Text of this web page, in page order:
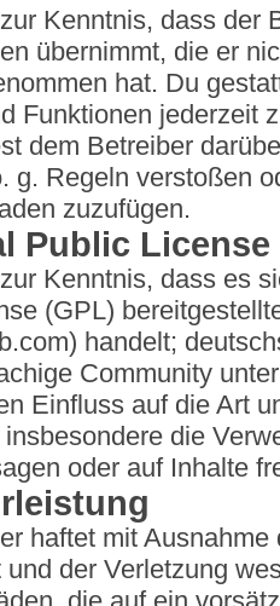
Kenntnis, dass der
übernimmt, die er
hat. Du
Funktionen jederzeit
dem Betreiber
g. Regeln verstoßen
zuzufügen.
Public License
Kenntnis, dass es
(GPL)
handelt;
Community
Einfluss auf die Art
die
oder auf Inhalte
haftet mit
und der Verletzung